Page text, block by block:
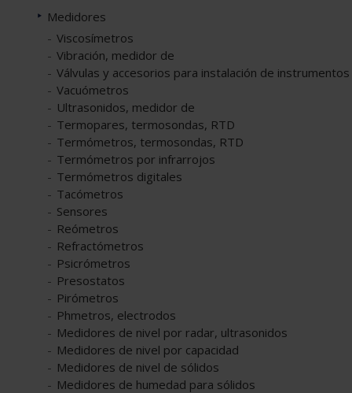
Medidores
Viscosímetros
Vibración, medidor de
Válvulas y accesorios para instalación de instrumentos
Vacuómetros
Ultrasonidos, medidor de
Termopares, termosondas, RTD
Termómetros, termosondas, RTD
Termómetros por infrarrojos
Termómetros digitales
Tacómetros
Sensores
Reómetros
Refractómetros
Psicrómetros
Presostatos
Pirómetros
Phmetros, electrodos
Medidores de nivel por radar, ultrasonidos
Medidores de nivel por capacidad
Medidores de nivel de sólidos
Medidores de humedad para sólidos